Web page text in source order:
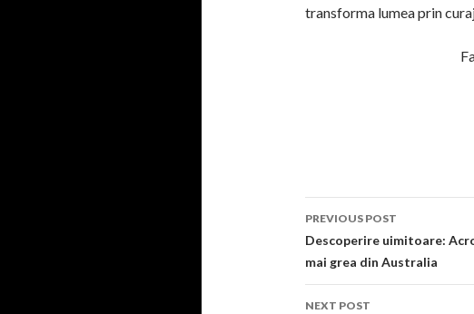
transforma lumea prin
Post
navigation
PREVIOUS POST
Descoperire uimitoare:
mai grea din Australia
NEXT POST